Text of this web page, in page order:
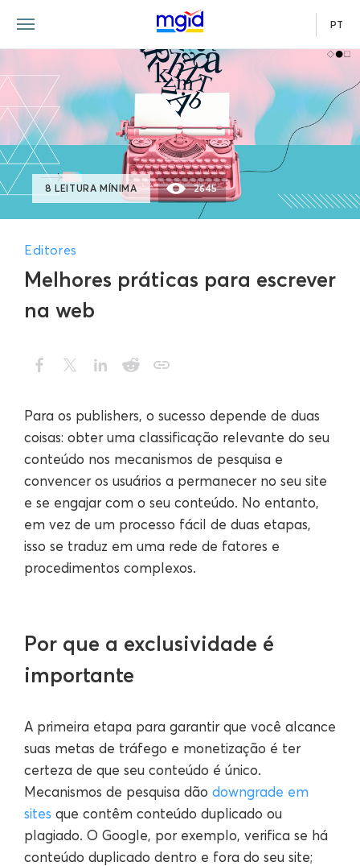
PT
Melhores práticas para escrever
na web
Editores
8 LEITURA MÍNIMA 2645
Para os publishers, o sucesso depende de duas
coisas: obter uma classificação relevante do seu
conteúdo nos mecanismos de pesquisa e
convencer os usuários a permanecer no seu site
e se engajar com o seu conteúdo. No entanto,
em vez de um processo fácil de duas etapas,
isso se traduz em uma rede de fatores e
procedimentos complexos.
Por que a exclusividade é
importante
A primeira etapa para garantir que você alcance
suas metas de tráfego e monetização é ter
certeza de que seu conteúdo é único.
Mecanismos de pesquisa dão downgrade em
sites que contêm conteúdo duplicado ou
plagiado. O Google, por exemplo, verifica se há
conteúdo duplicado dentro e fora do seu site;